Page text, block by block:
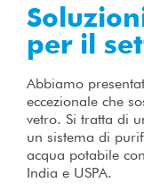
per il
Abbiamo
eccezionale che
vetro. Si tratta di
un sistema di
acqua potabile
India e USPA.